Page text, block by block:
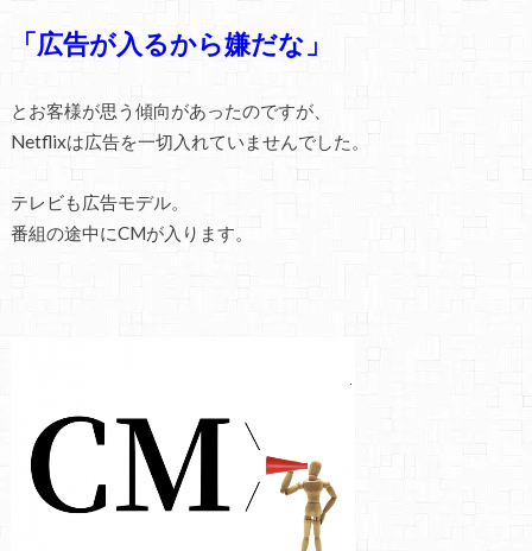
「広告が入るから嫌だな」
とお客様が思う傾向があったのですが、
Netflixは広告を一切入れていませんでした。
テレビも広告モデル。
番組の途中にCMが入ります。